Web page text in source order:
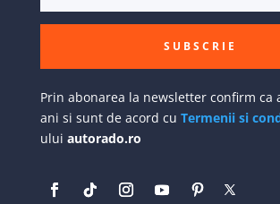
SUBSCRIE
Prin abonarea la newsletter confirm ca
ani si sunt de acord cu Termenii si
ului autorado.ro